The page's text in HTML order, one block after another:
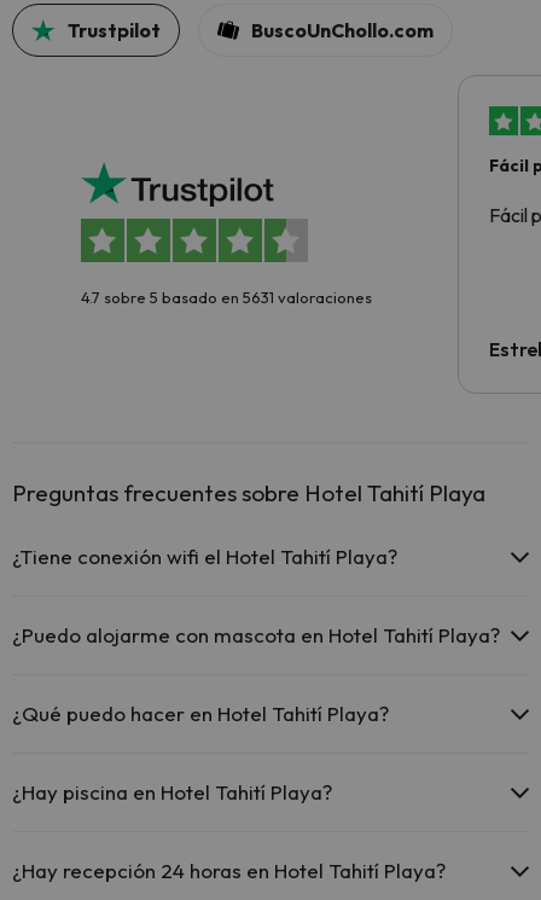
Trustpilot BuscoUnChollo.com
4.7 sobre 5 basado en 5631 valoraciones
Fácil
Fácil
Preguntas frecuentes sobre Hotel Tahití Playa
¿Tiene conexión wifi el Hotel Tahití Playa?
El Hotel Tahití Playa ofrece Wi-Fi gratuito en zonas comunes.
¿Puedo alojarme con mascota en Hotel Tahití Playa?
¿Qué puedo hacer en Hotel Tahití Playa?
pueden ser de pago).
¿Hay piscina en Hotel Tahití Playa?
Aquí tienes más info sobre la piscina y otras instalaciones.
¿Hay recepción 24 horas en Hotel Tahití Playa?